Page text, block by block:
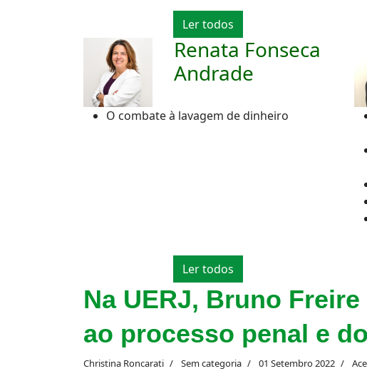
Ler todos
Renata Fonseca
Andrade
O combate à lavagem de dinheiro
Ler todos
Na UERJ, Bruno
ao processo penal e
Christina Roncarati Sem categoria 01 Setembro 2022